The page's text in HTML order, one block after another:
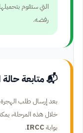
التي ستقوم
رفضه.
📬 متابعة
بعد إرسال طلب
خلال هذه المرحلة،
بوابةIRCC
.